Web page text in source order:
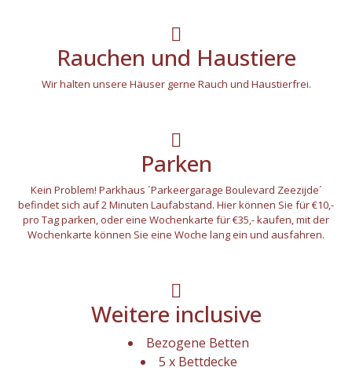
Rauchen und Haustiere
Wir halten unsere Häuser gerne Rauch und Haustierfrei.
Parken
Kein Problem! Parkhaus ´Parkeergarage Boulevard Zeezijde´
befindet sich auf 2 Minuten Laufabstand. Hier können Sie für €10,-
pro Tag parken, oder eine Wochenkarte für €35,- kaufen, mit der
Wochenkarte können Sie eine Woche lang ein und ausfahren.
Weitere inclusive
Bezogene Betten
5 x Bettdecke